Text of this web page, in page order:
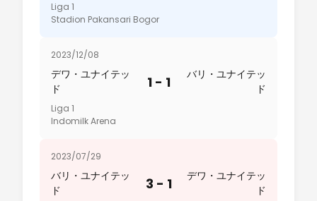
Liga 1
Stadion Pakansari Bogor
2023/12/08
デワ・ユナイテッ
ド
1 - 1
バリ・ユナイテッ
ド
Liga 1
Indomilk Arena
2023/07/29
バリ・ユナイテッ
ド
3 - 1
デワ・ユナイテッ
ド